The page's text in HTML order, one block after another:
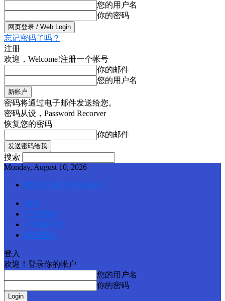
您的用户名
你的密码
忘记密码了吗？
注册
欢迎，Welcome!注册一个帐号
你的邮件
您的用户名
密码将通过电子邮件发送给您。
密码从设，Password Recorver
恢复您的密码
你的邮件
搜索
Monday, August 10, 2026
登录/注册 Web SignUp
首页
广告查询
订阅电子报
联络我们
登入
欢迎！登录你的帐户
您的用户名
你的密码